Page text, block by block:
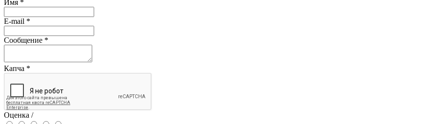
Имя *
E-mail *
Сообщение *
Капча *
Оценка /